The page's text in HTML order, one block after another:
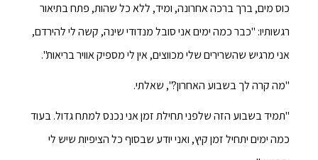
כוס מים, ברך ברכה אחרונה, ומיד, ללא כל שהות, פתח בתיאור
רגשותיו: "כבר כמה ימים אני סובל מנדודי שינה, קשה לי להירדם,
אני מרגיש שהשרירים שלי מכווצים, אין לי מספיק אוויר בריאות".
"מה קרה לך בשבוע האחרון?", שאלתי.
"תמיד בשבוע הזה שלפני תחילת זמן אני נכנס למתח גדול. בעוד
כמה ימים יתחיל זמן קיץ, ואני יודע שבסוף כל הציפיות שיש לי